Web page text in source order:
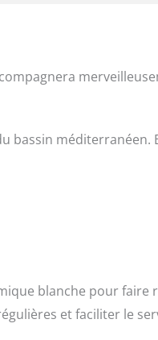
bassin méditerranéen.
blanche pour
et faciliter le